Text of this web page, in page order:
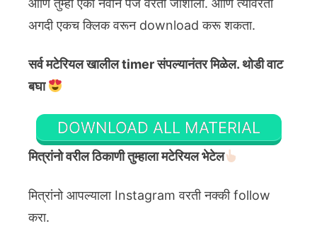
आणि तुम्ही एका नवीन पेज वरती जाशीला. आणि त्यावरती
अगदी एकच क्लिक वरून download करू शकता.
सर्व मटेरियल खालील timer संपल्यानंतर मिळेल. थोडी वाट
बघा
DOWNLOAD ALL MATERIAL
मित्रांनो वरील ठिकाणी तुम्हाला मटेरियल भेटेल
मित्रांनो आपल्याला Instagram वरती नक्की follow
करा.